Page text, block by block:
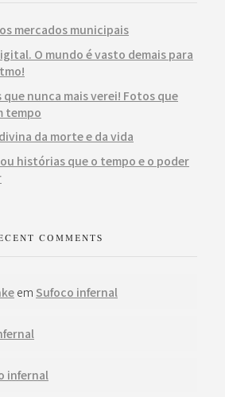
mercados municipais
O mundo é vasto demais para
que nunca mais verei! Fotos que
tempo
da morte e da vida
histórias que o tempo e o poder
COMMENTS
em Sufoco infernal
infernal